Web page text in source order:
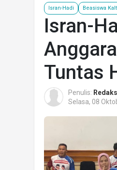
Isran-Hadi Beasiswa
Isran-
Tuntas
Penulis:
Selasa, 08